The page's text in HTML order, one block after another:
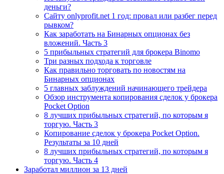
деньги?
Сайту onlyprofit.net 1 год: провал или разбег перед
рывком?
Как заработать на Бинарных опционах без
вложений. Часть 3
5 прибыльных стратегий для брокера Binomo
Три разных подхода к торговле
Как правильно торговать по новостям на
Бинарных опционах
5 главных заблуждений начинающего трейдера
Обзор инструмента копирования сделок у брокера
Pocket Option
8 лучших прибыльных стратегий, по которым я
торгую. Часть 3
Копирование сделок у брокера Pocket Option.
Результаты за 10 дней
8 лучших прибыльных стратегий, по которым я
торгую. Часть 4
Заработал миллион за 13 дней